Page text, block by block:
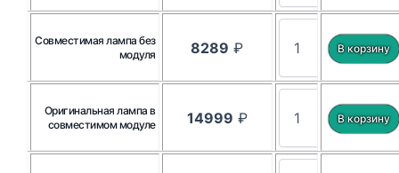
Совместимая лампа без
модуля
8289 ₽
Оригинальная лампа в
совместимом модуле
14999 ₽